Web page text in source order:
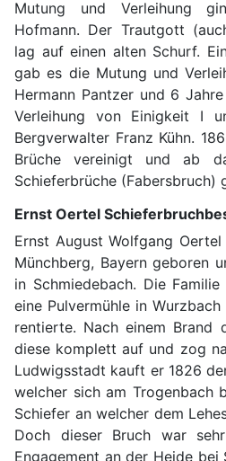
Mutung und Verleihung
Hofmann. Der Trautgott
lag auf einen alten Schurf.
gab es die Mutung und
Hermann Pantzer und 6
Verleihung von Einigkeit I
Bergverwalter Franz Kühn.
Brüche vereinigt und ab
Schieferbrüche (Fabersbruch)
Ernst Oertel
Ernst August Wolfgang Oertel
Münchberg, Bayern geboren
in Schmiedebach. Die
eine Pulvermühle in
rentierte. Nach einem Brand
diese komplett auf und zog
Ludwigsstadt kauft er 1826
welcher sich am Trogenbach
Schiefer an welcher dem
Doch dieser Bruch war
Engagement an der Heide bei